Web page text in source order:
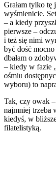
Grałam tylko tę
wyśmienicie.
– a kiedy
pierwsze –
i też się nimi
być dość
dbałam o
– kiedy w fazie
ośmiu
wyboru) to
Tak, czy owak
najmniej trzeba
kiedyś, w
filatelistyką.